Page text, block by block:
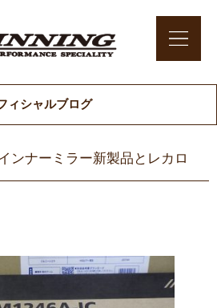
ィシャルブログ
ンナーミラー新製品とレカロ